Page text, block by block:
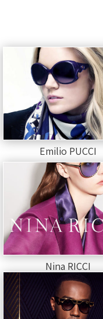
Emilio PUCCI
Nina RICCI